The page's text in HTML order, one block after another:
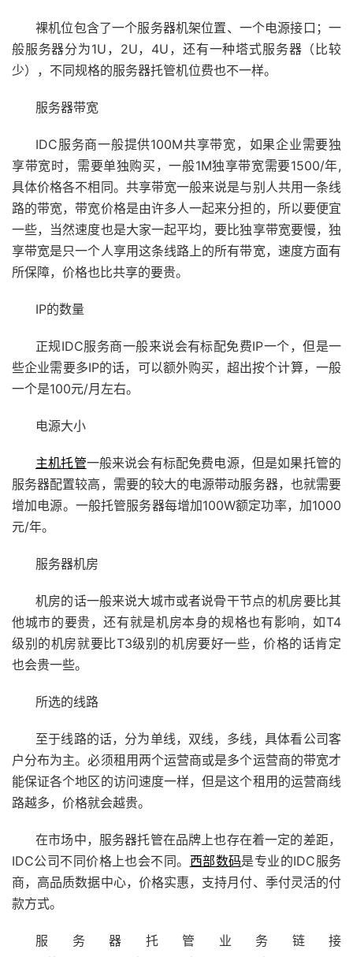
裸机位包含了一个服务器机架位置、一个电源接口；一
般服务器分为1U，2U，4U，还有一种塔式服务器（比较
少），不同规格的服务器托管机位费也不一样。
服务器带宽
IDC服务商一般提供100M共享带宽，如果企业需要独
享带宽时，需要单独购买，一般1M独享带宽需要1500/年,
具体价格各不相同。共享带宽一般来说是与别人共用一条线
路的带宽，带宽价格是由许多人一起来分担的，所以要便宜
一些，当然速度也是大家一起平均，要比独享带宽要慢，独
享带宽是只一个人享用这条线路上的所有带宽，速度方面有
所保障，价格也比共享的要贵。
IP的数量
正规IDC服务商一般来说会有标配免费IP一个，但是一
些企业需要多IP的话，可以额外购买，超出按个计算，一般
一个是100元/月左右。
电源大小
主机托管一般来说会有标配免费电源，但是如果托管的
服务器配置较高，需要的较大的电源带动服务器，也就需要
增加电源。一般托管服务器每增加100W额定功率，加1000
元/年。
服务器机房
机房的话一般来说大城市或者说骨干节点的机房要比其
他城市的要贵，还有就是机房本身的规格也有影响，如T4
级别的机房就要比T3级别的机房要好一些，价格的话肯定
也会贵一些。
所选的线路
至于线路的话，分为单线，双线，多线，具体看公司客
户分布为主。必须租用两个运营商或是多个运营商的带宽才
能保证各个地区的访问速度一样，但是这个租用的运营商线
路越多，价格就会越贵。
在市场中，服务器托管在品牌上也存在着一定的差距，
IDC公司不同价格上也会不同。 西部数码是专业的IDC服务
商，高品质数据中心，价格实惠，支持月付、季付灵活的付
款方式。
服务器托管业务链接